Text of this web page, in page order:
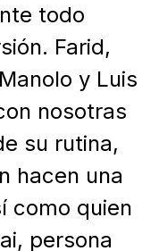
todo
Farid,
y Luis
nosotras
su rutina,
hacen una
como quien
persona